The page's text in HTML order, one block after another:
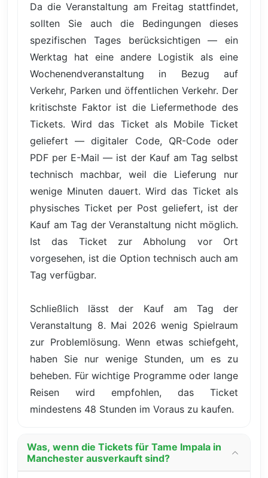
Da die Veranstaltung am Freitag stattfindet,
sollten Sie auch die Bedingungen dieses
spezifischen Tages berücksichtigen — ein
Werktag hat eine andere Logistik als eine
Wochenendveranstaltung in Bezug auf
Verkehr, Parken und öffentlichen Verkehr. Der
kritischste Faktor ist die Liefermethode des
Tickets. Wird das Ticket als Mobile Ticket
geliefert — digitaler Code, QR-Code oder
PDF per E-Mail — ist der Kauf am Tag selbst
technisch machbar, weil die Lieferung nur
wenige Minuten dauert. Wird das Ticket als
physisches Ticket per Post geliefert, ist der
Kauf am Tag der Veranstaltung nicht möglich.
Ist das Ticket zur Abholung vor Ort
vorgesehen, ist die Option technisch auch am
Tag verfügbar.
Schließlich lässt der Kauf am Tag der
Veranstaltung 8. Mai 2026 wenig Spielraum
zur Problemlösung. Wenn etwas schiefgeht,
haben Sie nur wenige Stunden, um es zu
beheben. Für wichtige Programme oder lange
Reisen wird empfohlen, das Ticket
mindestens 48 Stunden im Voraus zu kaufen.
Was, wenn die Tickets für Tame Impala in
Manchester ausverkauft sind?